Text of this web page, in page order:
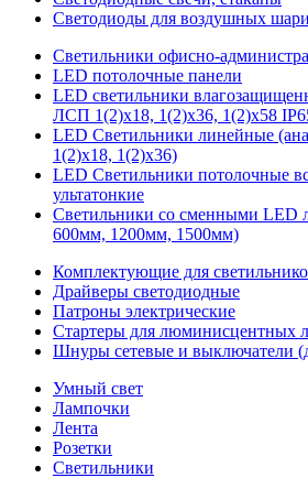
Светодиоды для воздушных
Светильники офисно-
LED потолочные панели
LED светильники
ЛСП 1(2)х18, 1(2)х36, 1(2)х58
LED Светильники линейные
1(2)х18, 1(2)х36)
LED Светильники потолочные
ультатонкие
Светильники со сменными LED
600мм, 1200мм, 1500мм)
Комплектующие для
Драйверы светодиодные
Патроны электрические
Стартеры для люминисцентных
Шнуры сетевые и выключатели
Умный свет
Лампочки
Лента
Розетки
Светильники